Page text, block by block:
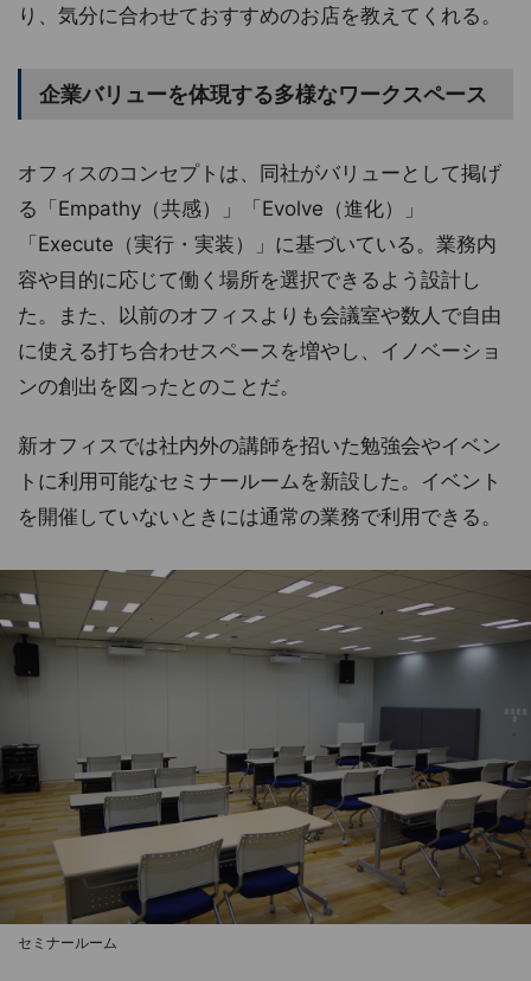
り、気分に合わせておすすめのお店を教えてくれる。
企業バリューを体現する多様なワークスペース
オフィスのコンセプトは、同社がバリューとして掲げ
る「Empathy（共感）」「Evolve（進化）」
「Execute（実行・実装）」に基づいている。業務内
容や目的に応じて働く場所を選択できるよう設計し
た。また、以前のオフィスよりも会議室や数人で自由
に使える打ち合わせスペースを増やし、イノベーショ
ンの創出を図ったとのことだ。
新オフィスでは社内外の講師を招いた勉強会やイベン
トに利用可能なセミナールームを新設した。イベント
を開催していないときには通常の業務で利用できる。
セミナールーム